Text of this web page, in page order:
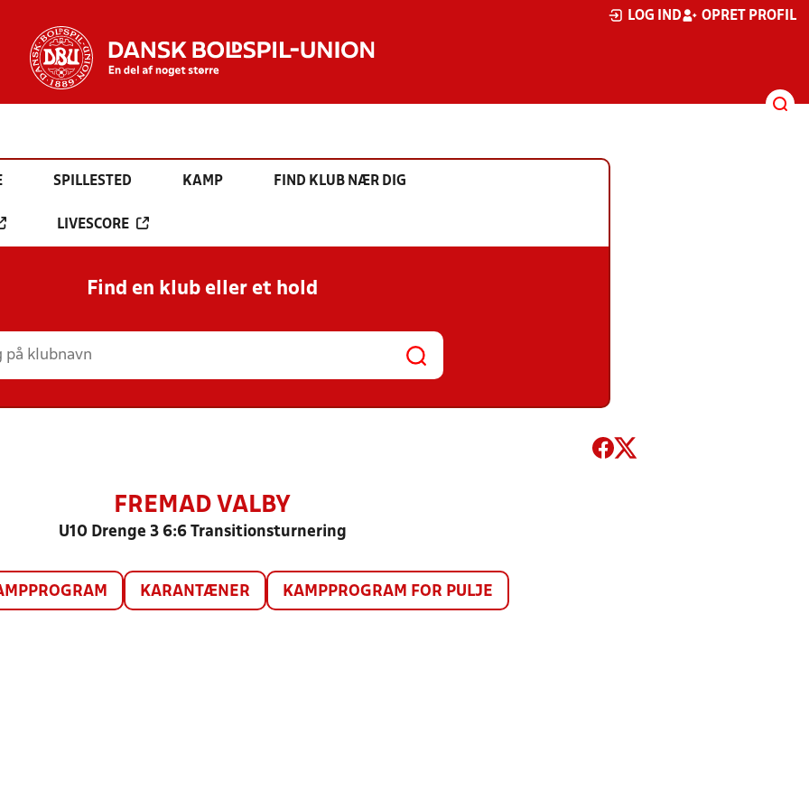
LOG IND OPRET PROFIL
SPILLESTED KAMP FIND KLUB NÆR DIG
LIVESCORE
Find en klub eller et hold
FREMAD VALBY
U10 Drenge 3 6:6 Transitionsturnering
KARANTÆNER KAMPPROGRAM FOR PULJE